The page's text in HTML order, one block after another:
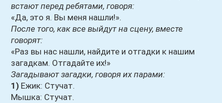
встают перед ребятами, говоря:
«Да, это я. Вы меня нашли!».
После того, как все выйдут на сцену, вместе
говорят:
«Раз вы нас нашли, найдите и отгадки к нашим
загадкам. Отгадайте их!»
Загадывают загадки, говоря их парами:
1) Ежик: Стучат.
Мышка: Стучат.